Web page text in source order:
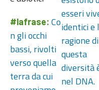
#lafrase: Co
n gli occhi
bassi, rivolti
verso quella
terra da cui
esseri
identici e
ragione di
questa
diversità
nel DNA.